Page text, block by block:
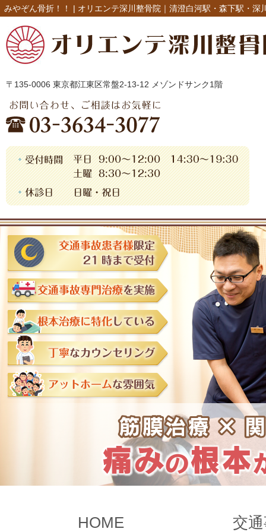
みやぞん骨折！！ | オリエンテ深川整骨院｜清澄白河駅・森下駅・深
〒135-0006 東京都江東区常盤2-13-12 メゾンドサンク1階
HOME 交